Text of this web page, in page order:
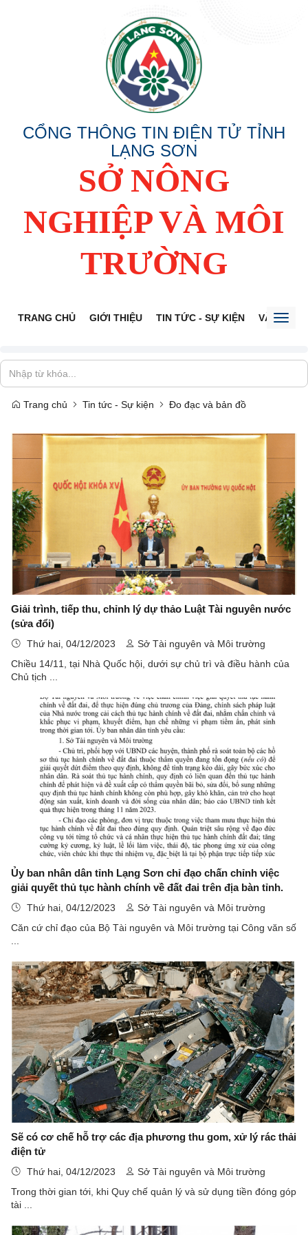
CỔNG THÔNG TIN ĐIỆN TỬ TỈNH
LẠNG SƠN
SỞ NÔNG
NGHIỆP VÀ MÔI
TRƯỜNG
TRANG CHỦ GIỚI THIỆU TIN TỨC - SỰ KIỆN VĂN BẢN
Trang chủ Tin tức - Sự kiện Đo đạc và bản đồ
Giải trình, tiếp thu, chỉnh lý dự thảo Luật Tài nguyên nước
(sửa đổi)
Thứ hai, 04/12/2023
Sở Tài nguyên và Môi trường
Chiều 14/11, tại Nhà Quốc hội, dưới sự chủ trì và điều hành của
Chủ tịch ...
Ủy ban nhân dân tỉnh Lạng Sơn chỉ đạo chấn chỉnh việc
giải quyết thủ tục hành chính về đất đai trên địa bàn tỉnh.
Thứ hai, 04/12/2023
Sở Tài nguyên và Môi trường
Căn cứ chỉ đạo của Bộ Tài nguyên và Môi trường tại Công văn số
Sẽ có cơ chế hỗ trợ các địa phương thu gom, xử lý rác thải
điện tử
Thứ hai, 04/12/2023
Sở Tài nguyên và Môi trường
Trong thời gian tới, khi Quy chế quản lý và sử dụng tiền đóng góp
tài ...